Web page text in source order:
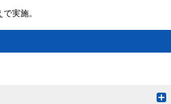
実施。